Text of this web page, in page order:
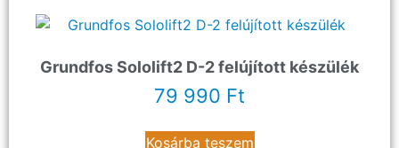
Grundfos Sololift2 D-2 felújított készülék
79 990 Ft
Kosárba teszem